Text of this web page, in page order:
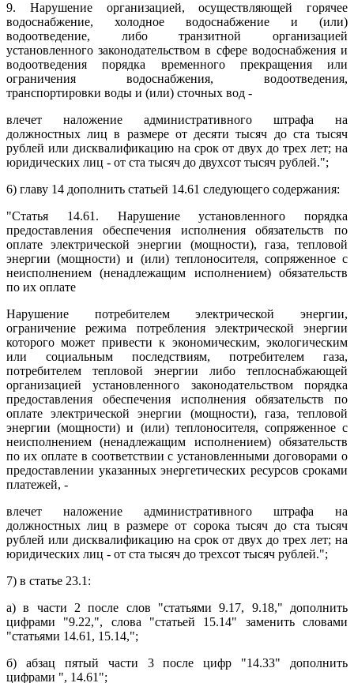
9. Нарушение организацией, осуществляющей горячее
водоснабжение, холодное водоснабжение и (или)
водоотведение, либо транзитной организацией
установленного законодательством в сфере водоснабжения и
водоотведения порядка временного прекращения или
ограничения водоснабжения, водоотведения,
транспортировки воды и (или) сточных вод -
влечет наложение административного штрафа на
должностных лиц в размере от десяти тысяч до ста тысяч
рублей или дисквалификацию на срок от двух до трех лет; на
юридических лиц - от ста тысяч до двухсот тысяч рублей.";
6) главу 14 дополнить статьей 14.61 следующего содержания:
"Статья 14.61. Нарушение установленного порядка
предоставления обеспечения исполнения обязательств по
оплате электрической энергии (мощности), газа, тепловой
энергии (мощности) и (или) теплоносителя, сопряженное с
неисполнением (ненадлежащим исполнением) обязательств
по их оплате
Нарушение потребителем электрической энергии,
ограничение режима потребления электрической энергии
которого может привести к экономическим, экологическим
или социальным последствиям, потребителем газа,
потребителем тепловой энергии либо теплоснабжающей
организацией установленного законодательством порядка
предоставления обеспечения исполнения обязательств по
оплате электрической энергии (мощности), газа, тепловой
энергии (мощности) и (или) теплоносителя, сопряженное с
неисполнением (ненадлежащим исполнением) обязательств
по их оплате в соответствии с установленными договорами о
предоставлении указанных энергетических ресурсов сроками
платежей, -
влечет наложение административного штрафа на
должностных лиц в размере от сорока тысяч до ста тысяч
рублей или дисквалификацию на срок от двух до трех лет; на
юридических лиц - от ста тысяч до трехсот тысяч рублей.";
7) в статье 23.1:
а) в части 2 после слов "статьями 9.17, 9.18," дополнить
цифрами "9.22,", слова "статьей 15.14" заменить словами
"статьями 14.61, 15.14,";
б) абзац пятый части 3 после цифр "14.33" дополнить
цифрами ", 14.61";